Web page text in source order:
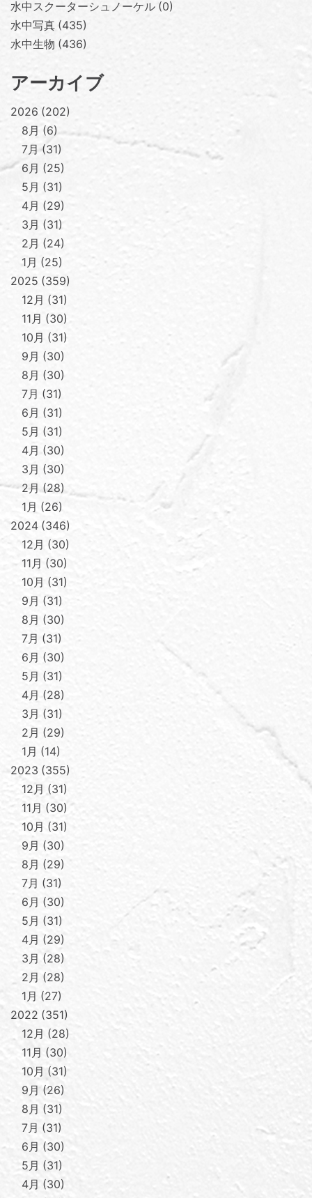
水中スクーターシュノーケル 0
水中写真 435
水中生物 436
アーカイブ
2026 202
8月
6
7月
31
6月
25
5月
31
4月
29
3月
31
2月
24
1月
25
2025 359
12月
31
11月
30
10月
31
9月
30
8月
30
7月
31
6月
31
5月
31
4月
30
3月
30
2月
28
1月
26
2024 346
12月
30
11月
30
10月
31
9月
31
8月
30
7月
31
6月
30
5月
31
4月
28
3月
31
2月
29
1月
14
2023 355
12月
31
11月
30
10月
31
9月
30
8月
29
7月
31
6月
30
5月
31
4月
29
3月
28
2月
28
1月
27
2022 351
12月
28
11月
30
10月
31
9月
26
8月
31
7月
31
6月
30
5月
31
4月
30